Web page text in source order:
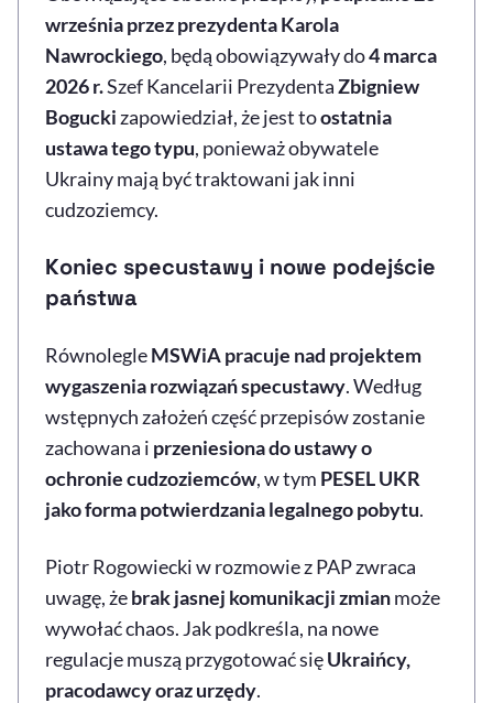
września przez prezydenta Karola
Nawrockiego, będą obowiązywały do4 marca
2026 r.Szef Kancelarii PrezydentaZbigniew
Bogucki zapowiedział, że jest toostatnia
ustawa tego typu, ponieważ obywatele
Ukrainy mają być traktowani jak inni
cudzoziemcy.
Koniec specustawy i nowe podejście
państwa
RównolegleMSWiA pracuje nad projektem
wygaszenia rozwiązań specustawy. Według
wstępnych założeń część przepisów zostanie
zachowana i przeniesiona do ustawy o
ochronie cudzoziemców, w tym PESEL UKR
jako forma potwierdzania legalnego pobytu.
Piotr Rogowiecki w rozmowie z PAP zwraca
uwagę, żebrak jasnej komunikacji zmianmoże
wywołać chaos. Jak podkreśla, na nowe
regulacje muszą przygotować sięUkraińcy,
pracodawcy oraz urzędy.